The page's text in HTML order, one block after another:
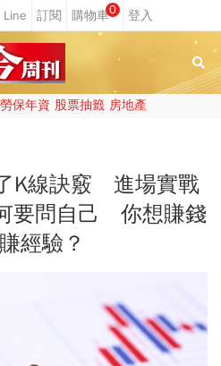
0
勞保年資 股票抽籤 房地產
K線訣竅 進場實戰
要問自己 你想賺錢
經驗？